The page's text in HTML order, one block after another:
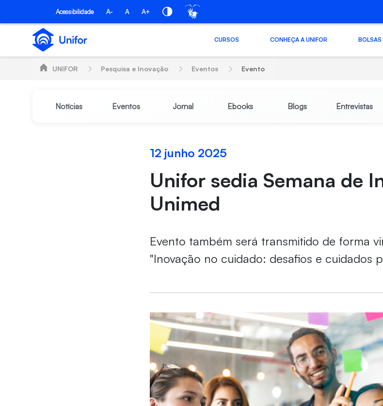
Skip to Main ContentAcessibilidade A- A A+
CURSOS CONHEÇA A UNIFOR BOLSAS
UNIFOR Pesquisa e Inovação Eventos Evento
Notícias Eventos Jornal Ebooks Blogs Entrevistas
12 junho 2025
Unifor sedia Semana de
Unimed
Evento também será transmitido de forma
"Inovação no cuidado: desafios e cuidados